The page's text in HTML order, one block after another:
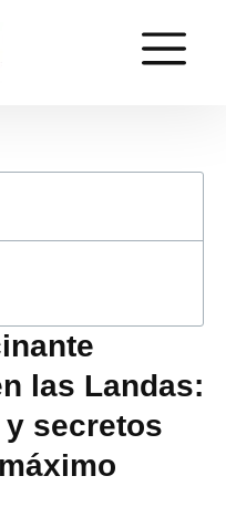
las Landas:
secretos